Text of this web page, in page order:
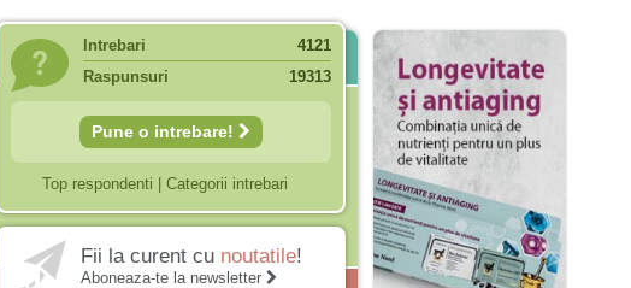
Intrebari
4121
Raspunsuri
19313
Pune o intrebare!
Top respondenti Categorii intrebari
Fii la curent cu noutatile!
Aboneaza-te la newsletter